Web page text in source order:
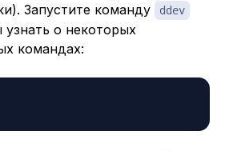
Запустите команду
ddev
о некоторых
командах: